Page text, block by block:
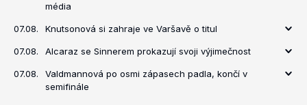
média
07.08. Knutsonová si zahraje ve Varšavě o titul
07.08. Alcaraz se Sinnerem prokazují svoji výjimečnost
07.08.
Valdmannová po osmi zápasech padla, končí v
semifinále